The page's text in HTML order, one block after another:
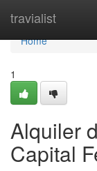
travialist
Home
Home
1
Alquiler
Capital